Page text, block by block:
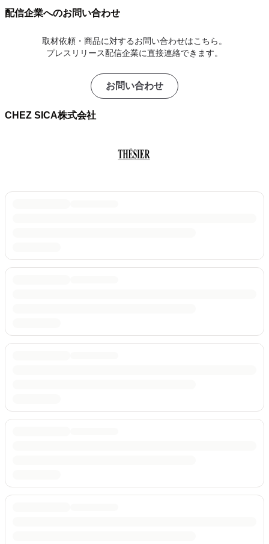
配信企業へのお問い合わせ
取材依頼・商品に対するお問い合わせはこちら。
プレスリリース配信企業に直接連絡できます。
お問い合わせ
CHEZ SICA株式会社